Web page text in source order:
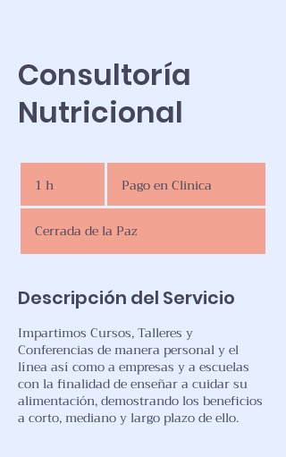
Consultoría
Nutricional
1 h
ClinicaPago en Clinica
Cerrada de la Paz
Descripción del Servicio
Impartimos Cursos, Talleres y
Conferencias de manera personal y el
línea así como a empresas y a escuelas
con la finalidad de enseñar a cuidar su
alimentación, demostrando los beneficios
a corto, mediano y largo plazo de ello.